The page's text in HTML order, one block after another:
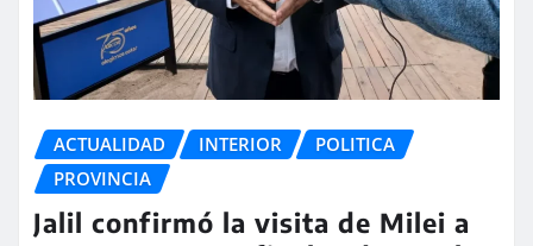
ACTUALIDAD INTERIOR
POLITICA
PROVINCIA
Jalil confirmó la visita de Milei a